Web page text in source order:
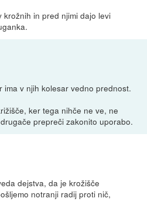
in pred njimi dajo levi
ima v njih kolesar vedno prednost.
ker tega nihče ne ve, ne
prepreči zakonito uporabo.
dejstva, da je krožišče
notranji radij proti nič,